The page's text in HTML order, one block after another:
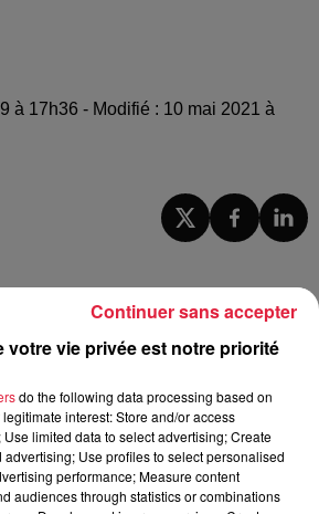
à 17h36 - Modifié : 10 mai 2021 à
journée à l'Écomusée d'Alsace à
sentiers poussettes de la Vallée
Villé
votre vie privée est notre priorité
do the following data processing based on
interest: Store and/or access
limited data to select advertising; Create
Use profiles to select personalised
performance; Measure content
audiences through statistics or combinations
Continuer sans accepter